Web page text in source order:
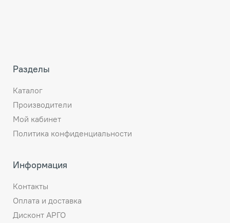
Разделы
Каталог
Производители
Мой кабинет
Политика конфиденциальности
Информация
Контакты
Оплата и доставка
Дисконт АРГО